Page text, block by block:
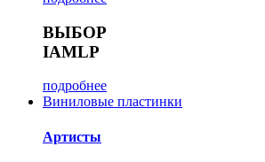
ВЫБОР
IAMLP
подробнее
Виниловые пластинки
Артисты